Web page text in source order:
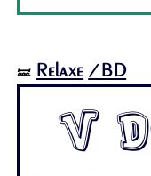
🝛 Relaxe /BD
V